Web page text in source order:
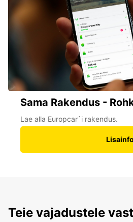
Sama Rakendus -
Lae alla Europcar`i rakendus.
Lisainfo
Teie vajadustele